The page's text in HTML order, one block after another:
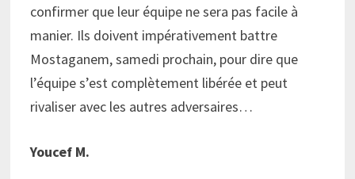
confirmer que leur équipe ne sera pas facile à
manier. Ils doivent impérativement battre
Mostaganem, samedi prochain, pour dire que
l’équipe s’est complètement libérée et peut
rivaliser avec les autres adversaires…
Youcef M.